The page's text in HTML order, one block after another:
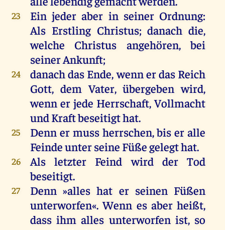
23 Ein jeder aber in seiner Ordnung:
Als Erstling Christus;danach die,
welche
Christus angehören,bei
seinerAnkunft;
24 danachdas Ende,wennerdas Reich
Gott, dem Vater,übergeben wird,
wenn erjede Herrschaft, Vollmacht
undKraftbeseitigthat.
25 Denn ermuss herrschen,bis er alle
Feindeunterseine Füßegelegthat.
26 Alsletzter Feind wird der Tod
beseitigt.
27 Denn»alles hat er seinen Füßen
unterworfen«.Wenn es aber heißt,
dassihm alles unterworfen ist, so